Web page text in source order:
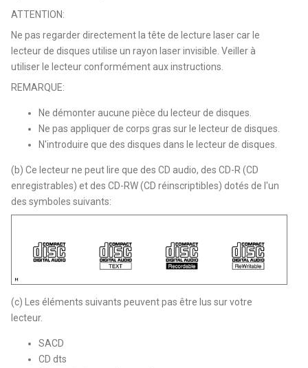
ATTENTION:
Ne pas regarder directement la tête de lecture laser car le
lecteur de disques utilise un rayon laser invisible. Veiller à
utiliser le lecteur conformément aux instructions.
REMARQUE:
Ne démonter aucune pièce du lecteur de disques.
Ne pas appliquer de corps gras sur le lecteur de disques.
N'introduire que des disques dans le lecteur de disques.
(b) Ce lecteur ne peut lire que des CD audio, des CD-R (CD
enregistrables) et des CD-RW (CD réinscriptibles) dotés de l'un
des symboles suivants:
(c) Les éléments suivants peuvent pas être lus sur votre
lecteur.
SACD
CD dts